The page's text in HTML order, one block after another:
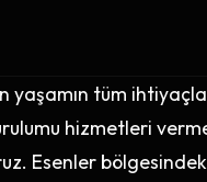
tüm
hizmetleri
Esenler